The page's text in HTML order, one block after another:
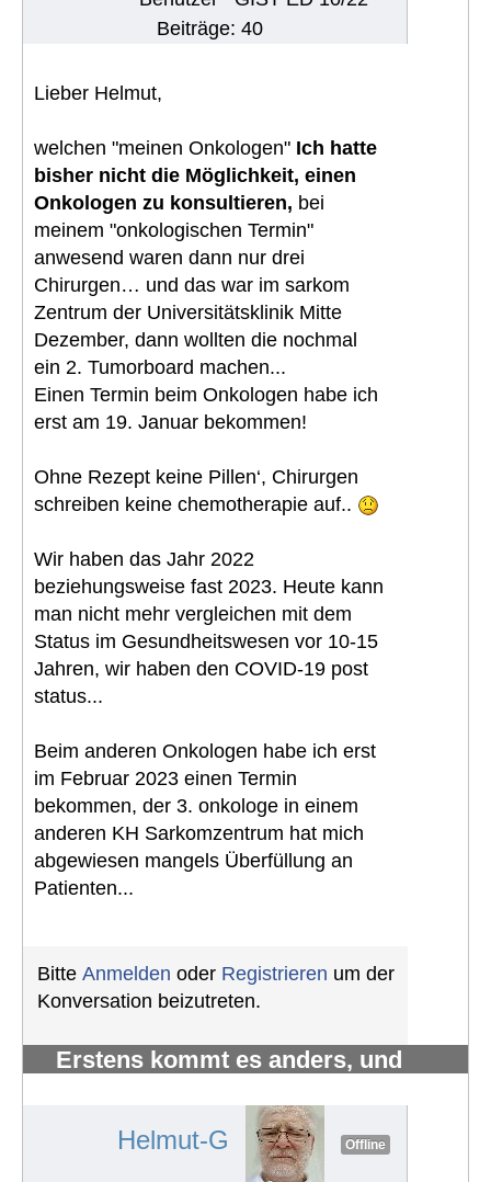
Beiträge: 40
Lieber Helmut,
welchen "meinen Onkologen" Ich hatte
bisher nicht die Möglichkeit, einen
Onkologen zu konsultieren, bei
meinem "onkologischen Termin"
anwesend waren dann nur drei
Chirurgen… und das war im sarkom
Zentrum der Universitätsklinik Mitte
Dezember, dann wollten die nochmal
ein 2. Tumorboard machen...
Einen Termin beim Onkologen habe ich
erst am 19. Januar bekommen!
Ohne Rezept keine Pillen‘, Chirurgen
schreiben keine chemotherapie auf..
Wir haben das Jahr 2022
beziehungsweise fast 2023. Heute kann
man nicht mehr vergleichen mit dem
Status im Gesundheitswesen vor 10-15
Jahren, wir haben den COVID-19 post
status...
Beim anderen Onkologen habe ich erst
im Februar 2023 einen Termin
bekommen, der 3. onkologe in einem
anderen KH Sarkomzentrum hat mich
abgewiesen mangels Überfüllung an
Patienten...
Bitte Anmelden oder Registrieren um der
Konversation beizutreten.
Erstens kommt es anders, und
Helmut-G Offline